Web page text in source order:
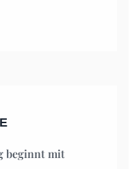
beginnt mit